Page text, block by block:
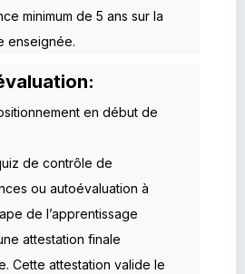
minimum de 5 ans sur la
enseignée.
en début de
de contrôle de
ou autoévaluation à
de l’apprentissage
attestation finale
Cette attestation valide le